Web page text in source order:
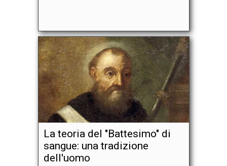
La teoria del "Battesimo" di
sangue: una tradizione
dell'uomo